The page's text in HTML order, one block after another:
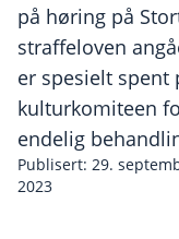
på høring på
straffeloven
er spesielt spent
kulturkomiteen
endelig
Publisert: 29.
2023